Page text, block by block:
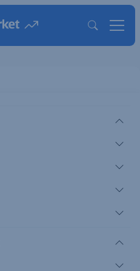
félvezetőgyártó